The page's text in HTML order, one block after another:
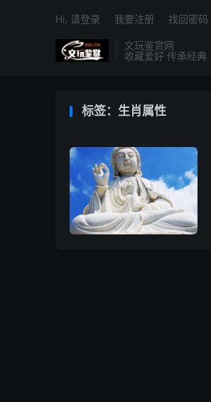
文玩鉴赏网
收藏爱好 传承经典
Hi, 请登录 我要注册 找回密码
标签：生肖属性